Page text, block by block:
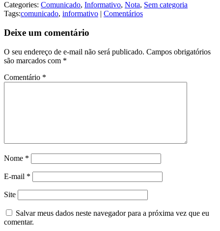
Categories: Comunicado, Informativo, Nota, Sem categoria
Tags:comunicado, informativo | Comentários
Deixe um comentário
O seu endereço de e-mail não será publicado. Campos obrigatórios
são marcados com *
Comentário *
Nome *
E-mail *
Site
Salvar meus dados neste navegador para a próxima vez que eu
comentar.